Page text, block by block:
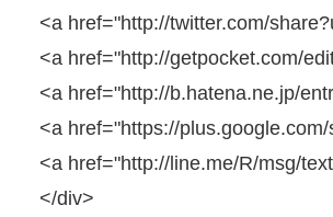
<a href="http://twitter.com/
<a href="http://getpocket.com/
<a href="http://b.hatena.ne.jp/
<a href="https://
<a href="http://line.me/R/msg/
</div>